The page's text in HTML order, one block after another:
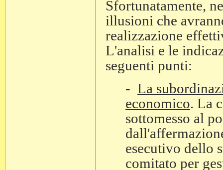
Sfortunatamente,
illusioni che
realizzazione
L'analisi e le
seguenti punti:
- La
economico. La
sottomesso al
esecutivo dello
comitato per